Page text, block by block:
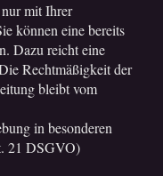
mit Ihrer
können eine bereits
Dazu reicht eine
Rechtmäßigkeit der
bleibt vom
in besonderen
21 DSGVO)